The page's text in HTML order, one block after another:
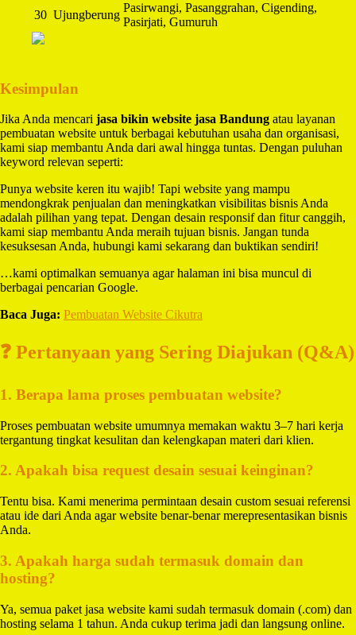
30 Ujungberung
Pasirwangi, Pasanggrahan, Cigending,
Pasirjati, Gumuruh
Kesimpulan
Jika Anda mencari jasa bikin website jasa Bandung atau layanan
pembuatan website untuk berbagai kebutuhan usaha dan organisasi,
kami siap membantu Anda dari awal hingga tuntas. Dengan puluhan
keyword relevan seperti:
Punya website keren itu wajib! Tapi website yang mampu
mendongkrak penjualan dan meningkatkan visibilitas bisnis Anda
adalah pilihan yang tepat. Dengan desain responsif dan fitur canggih,
kami siap membantu Anda meraih tujuan bisnis. Jangan tunda
kesuksesan Anda, hubungi kami sekarang dan buktikan sendiri!
…kami optimalkan semuanya agar halaman ini bisa muncul di
berbagai pencarian Google.
Baca Juga: Pembuatan Website Cikutra
❓ Pertanyaan yang Sering Diajukan (Q&A)
1. Berapa lama proses pembuatan website?
Proses pembuatan website umumnya memakan waktu 3–7 hari kerja
tergantung tingkat kesulitan dan kelengkapan materi dari klien.
2. Apakah bisa request desain sesuai keinginan?
Tentu bisa. Kami menerima permintaan desain custom sesuai referensi
atau ide dari Anda agar website benar-benar merepresentasikan bisnis
Anda.
3. Apakah harga sudah termasuk domain dan
hosting?
Ya, semua paket jasa website kami sudah termasuk domain (.com) dan
hosting selama 1 tahun. Anda cukup terima jadi dan langsung online.